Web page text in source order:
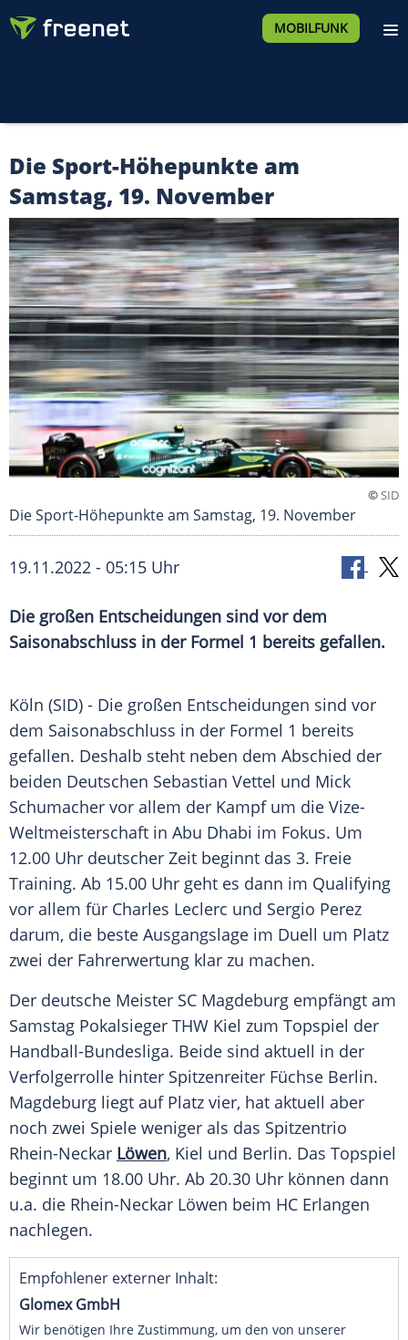
MOBILFUNK
Die Sport-Höhepunkte am
Samstag, 19. November
©SID
Die Sport-Höhepunkte am Samstag, 19. November
19.11.2022 - 05:15 Uhr
Die großen Entscheidungen sind vor dem
Saisonabschluss in der Formel 1 bereits gefallen.
Köln (SID) - Die großen Entscheidungen sind vor
dem Saisonabschluss in der Formel 1 bereits
gefallen. Deshalb steht neben dem Abschied der
beiden Deutschen Sebastian Vettel und Mick
Schumacher vor allem der Kampfum die Vize-
Weltmeisterschaft in Abu Dhabi im Fokus. Um
12.00 Uhr deutscher Zeit beginnt das 3. Freie
Training. Ab 15.00 Uhr geht es dann im Qualifying
vor allem für Charles Leclerc und Sergio Perez
darum, die beste Ausgangslage im Duell um Platz
zwei der Fahrerwertung klar zu machen.
Der deutsche Meister SC Magdeburg empfängt am
Samstag Pokalsieger THW Kiel zum Topspiel der
Handball-Bundesliga. Beide sind aktuell in der
Verfolgerrolle hinter Spitzenreiter Füchse Berlin.
Magdeburg liegt auf Platz vier, hat aktuell aber
noch zwei Spiele weniger als das Spitzentrio
Rhein-Neckar Löwen, Kiel und Berlin. Das Topspiel
beginnt um 18.00 Uhr. Ab 20.30 Uhr können dann
u.a. die Rhein-Neckar Löwen beim HC Erlangen
nachlegen.
Empfohlener externer Inhalt:
Glomex GmbH
Wir benötigen Ihre Zustimmung, um den von unserer